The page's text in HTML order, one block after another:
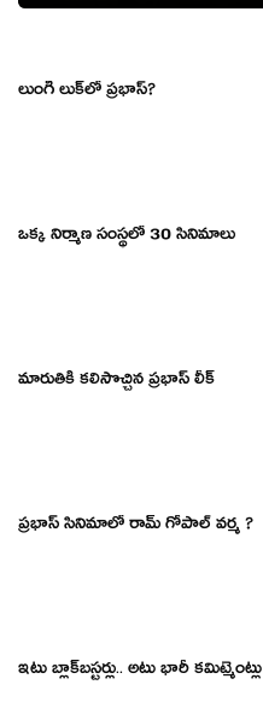
లుంగీ లుక్‌లో ప్రభాస్?
ఒక్క నిర్మాణ సంస్థ‌లో 30 సినిమాలు
మారుతికి కలిసొచ్చిన ప్రభాస్ లీక్
ప్రభాస్ సినిమాలో రామ్ గోపాల్ వర్మ ?
ఇటు బ్లాక్‌బ‌స్ట‌ర్లు.. అటు భారీ క‌మిట్మెంట్లు